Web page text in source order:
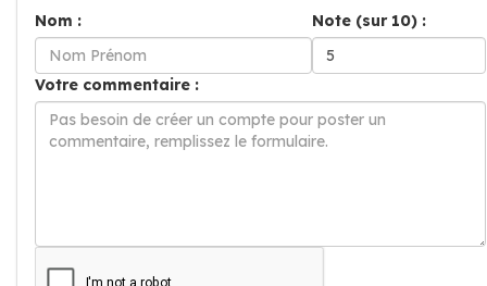
Nom :
Note (sur 10) :
Votre commentaire :